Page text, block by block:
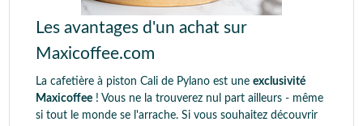
Les avantages d'un achat sur
Maxicoffee.com
La cafetière à piston Cali de Pylano est une exclusivité
Maxicoffee ! Vous ne la trouverez nul part ailleurs - même
si tout le monde se l'arrache. Si vous souhaitez découvrir